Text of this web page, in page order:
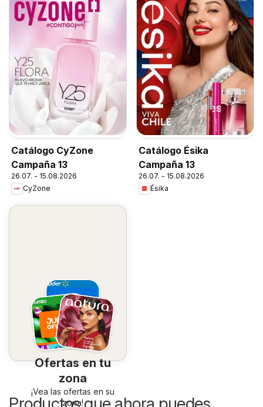
Catálogo CyZone
Campaña 13
26.07. - 15.08.2026
CyZone
Catálogo Ésika
Campaña 13
26.07. - 15.08.2026
Ésika
Ofertas en tu
zona
¡Vea las ofertas en su
zona!